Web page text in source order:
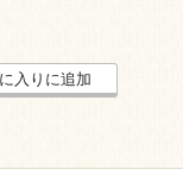
入りに追加